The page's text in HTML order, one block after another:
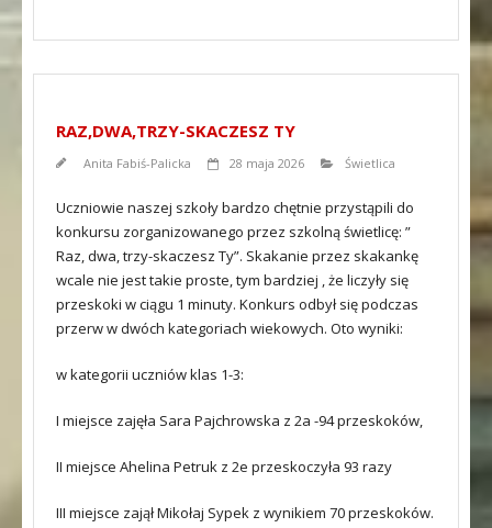
RAZ,DWA,TRZY-SKACZESZ TY
Anita Fabiś-Palicka 28 maja 2026 Świetlica
Uczniowie naszej szkoły bardzo chętnie przystąpili do
konkursu zorganizowanego przez szkolną świetlicę: ”
Raz, dwa, trzy-skaczesz Ty”. Skakanie przez skakankę
wcale nie jest takie proste, tym bardziej , że liczyły się
przeskoki w ciągu 1 minuty. Konkurs odbył się podczas
przerw w dwóch kategoriach wiekowych. Oto wyniki:
w kategorii uczniów klas 1-3:
I miejsce zajęła Sara Pajchrowska z 2a -94 przeskoków,
II miejsce Ahelina Petruk z 2e przeskoczyła 93 razy
III miejsce zajął Mikołaj Sypek z wynikiem 70 przeskoków.